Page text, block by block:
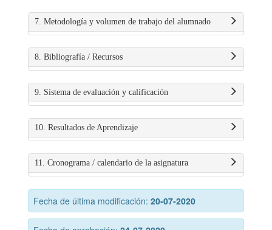
7. Metodología y volumen de trabajo del alumnado
8. Bibliografía / Recursos
9. Sistema de evaluación y calificación
10. Resultados de Aprendizaje
11. Cronograma / calendario de la asignatura
Fecha de última modificación: 20-07-2020